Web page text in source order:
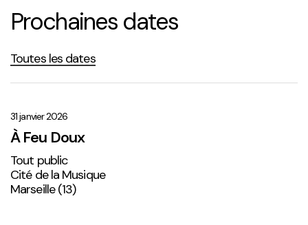
Prochaines dates
Toutes les dates
Doux
31 janvier 2026
À Feu Doux
Tout public
Cité de la Musique
Marseille (13)